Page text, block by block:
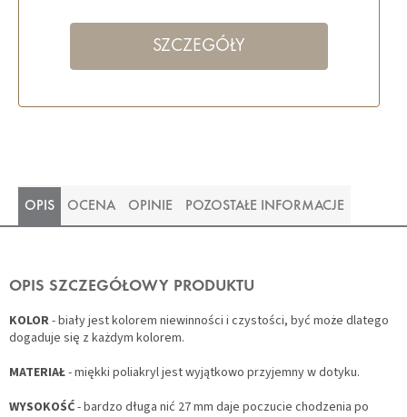
SZCZEGÓŁY
OPIS OCENA OPINIE POZOSTAŁE INFORMACJE
OPIS SZCZEGÓŁOWY PRODUKTU
KOLOR- biały jest kolorem niewinności i czystości, być może dlatego
dogaduje się z każdym kolorem.
MATERIAŁ- miękki poliakryl jest wyjątkowo przyjemny w dotyku.
WYSOKOŚĆ- bardzo długa nić 27 mm daje poczucie chodzenia po